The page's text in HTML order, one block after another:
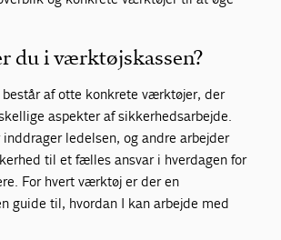
du i værktøjskassen?
af otte konkrete værktøjer, der
aspekter af sikkerhedsarbejde.
ledelsen, og andre arbejder
til et fælles ansvar i hverdagen for
For hvert værktøj er der en
guide til, hvordan I kan arbejde med